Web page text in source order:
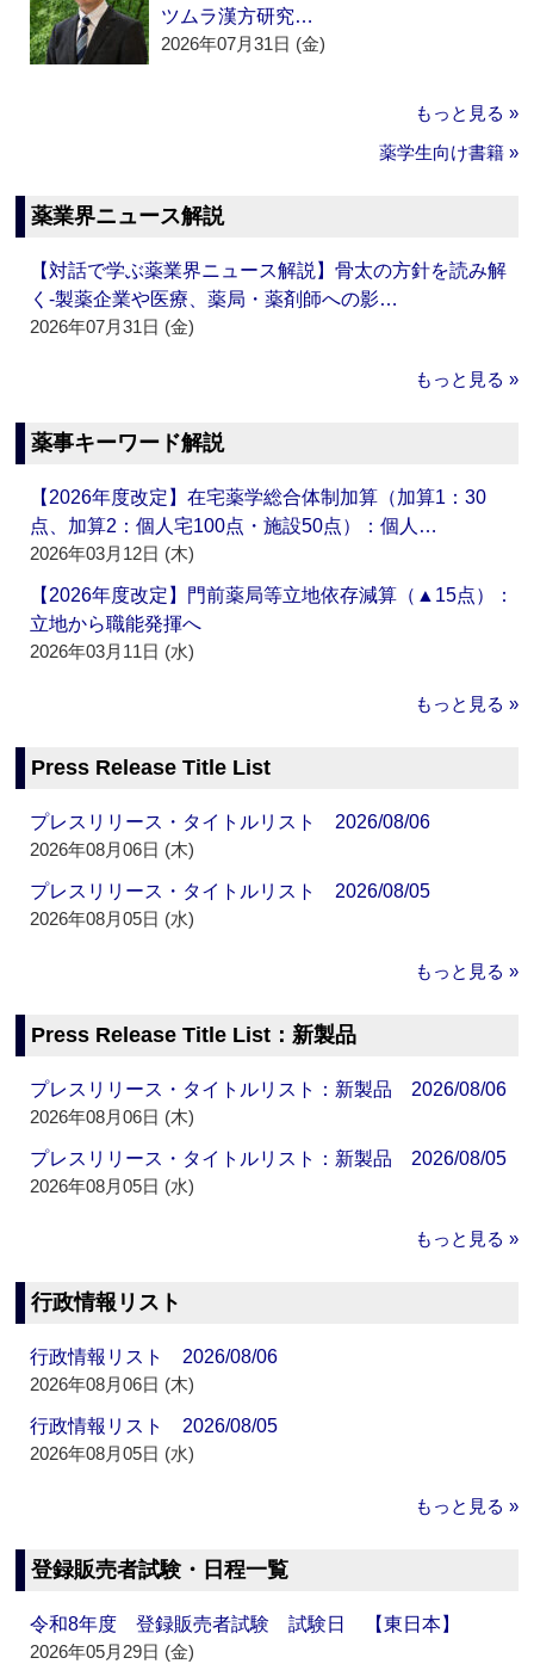
ツムラ漢方研究…
2026年07月31日 (金)
もっと見る »
薬学生向け書籍 »
薬業界ニュース解説
【対話で学ぶ薬業界ニュース解説】骨太の方針を読み解
く‐製薬企業や医療、薬局・薬剤師への影…
2026年07月31日 (金)
もっと見る »
薬事キーワード解説
【2026年度改定】在宅薬学総合体制加算（加算1：30
点、加算2：個人宅100点・施設50点）：個人…
2026年03月12日 (木)
【2026年度改定】門前薬局等立地依存減算（▲15点）：
立地から職能発揮へ
2026年03月11日 (水)
もっと見る »
Press Release Title List
プレスリリース・タイトルリスト 2026/08/06
2026年08月06日 (木)
プレスリリース・タイトルリスト 2026/08/05
2026年08月05日 (水)
もっと見る »
Press Release Title List：新製品
プレスリリース・タイトルリスト：新製品 2026/08/06
2026年08月06日 (木)
プレスリリース・タイトルリスト：新製品 2026/08/05
2026年08月05日 (水)
もっと見る »
行政情報リスト
行政情報リスト 2026/08/06
2026年08月06日 (木)
行政情報リスト 2026/08/05
2026年08月05日 (水)
もっと見る »
登録販売者試験・日程一覧
令和8年度 登録販売者試験 試験日 【東日本】
2026年05月29日 (金)